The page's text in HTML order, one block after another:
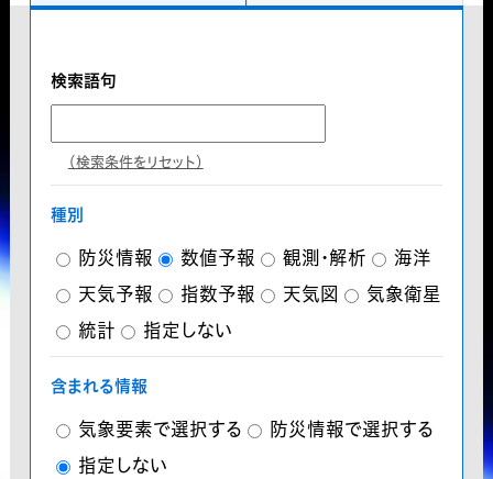
検索語句
（検索条件をリセット）
種別
防災情報 数値予報 観測・解析
海洋
天気予報
指数予報 天気図
気象衛星
統計
指定しない
含まれる情報
気象要素で選択する
防災情報で選択する
指定しない